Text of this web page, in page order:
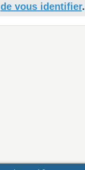
de vous identifier.